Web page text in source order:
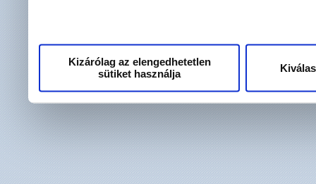
Kizárólag az elengedhetetlen
sütiket használja